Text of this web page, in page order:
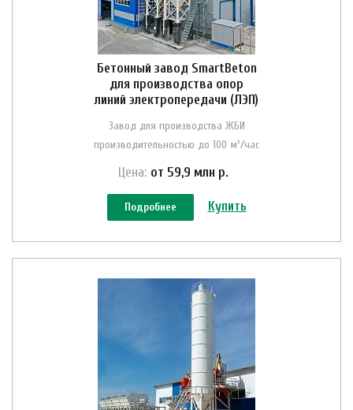
Бетонный завод SmartBeton
для производства опор
линий электропередачи (ЛЭП)
Завод для производства ЖБИ
производительностью до 100 м³/час
Цена: от 59,9 млн р.
Подробнее Купить